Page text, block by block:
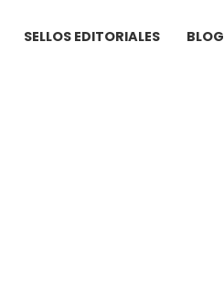
SELLOS EDITORIALES BLOG